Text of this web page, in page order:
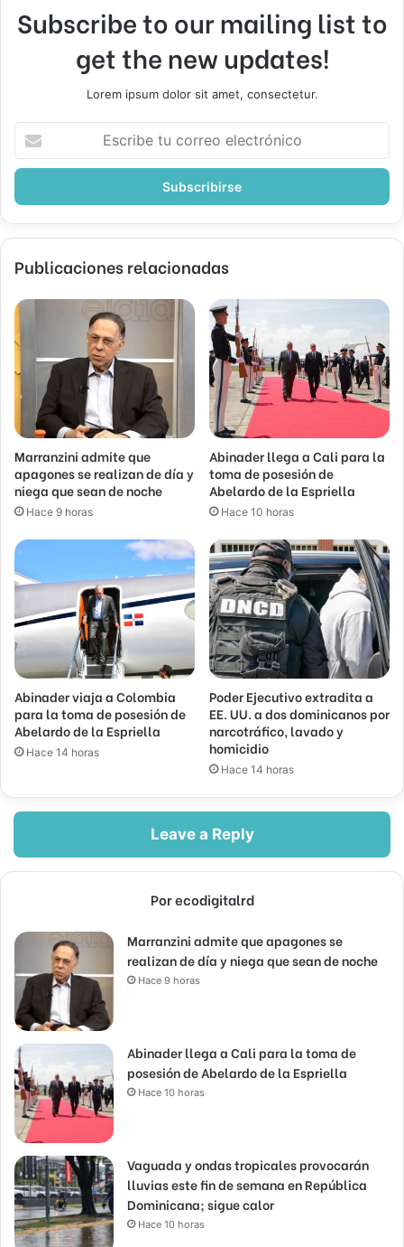
Subscribe to our mailing list to
get the new updates!
Lorem ipsum dolor sit amet, consectetur.
correo
Publicaciones relacionadas
Marranzini admite que
apagones se realizan de día y
niega que sean de noche
Hace 9 horas
Abinader llega a Cali para la
toma de posesión de
Abelardo de la Espriella
Hace 10 horas
Abinader viaja a Colombia
para la toma de posesión de
Abelardo de la Espriella
Hace 14 horas
Poder Ejecutivo extradita a
EE. UU. a dos dominicanos por
narcotráfico, lavado y
homicidio
Hace 14 horas
Leave a Reply
Por ecodigitalrd
Marranzini admite que apagones se
realizan de día y niega que sean de noche
Hace 9 horas
Abinader llega a Cali para la toma de
posesión de Abelardo de la Espriella
Hace 10 horas
Vaguada y ondas tropicales provocarán
lluvias este fin de semana en República
Dominicana; sigue calor
Hace 10 horas